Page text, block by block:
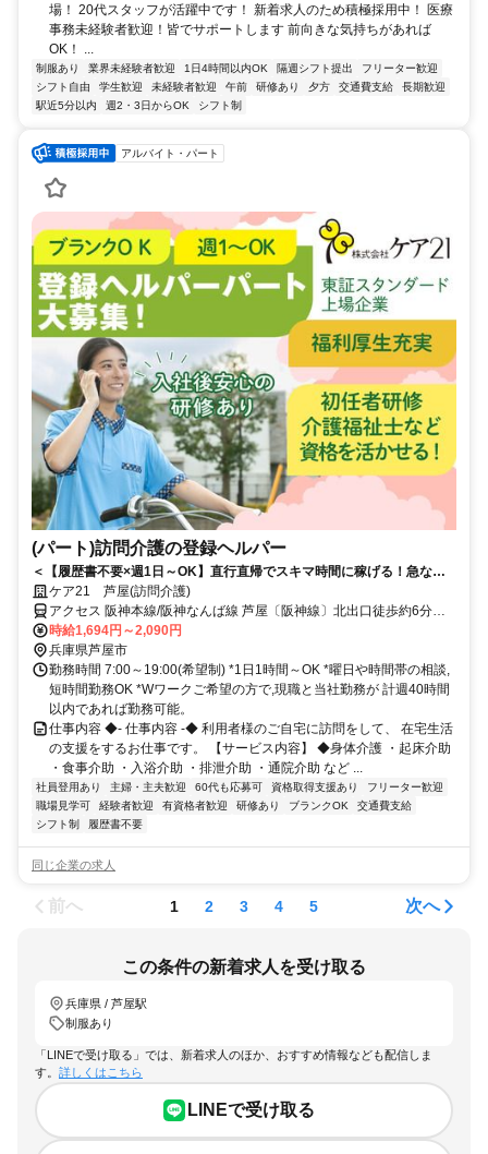
場！ 20代スタッフが活躍中です！ 新着求人のため積極採用中！ 医療
事務未経験者歓迎！皆でサポートします 前向きな気持ちがあれば
OK！ ...
制服あり 業界未経験者歓迎 1日4時間以内OK 隔週シフト提出
フリーター歓迎
シフト自由
学生歓迎 未経験者歓迎 午前 研修あり 夕方 交通費支給
長期歓迎
駅近5分以内
週2・3日からOK シフト制
アルバイト・パート
(パート)訪問介護の登録ヘルパー
＜【履歴書不要×週1日～OK】直行直帰でスキマ時間に稼げる！急なキ
ャンセルも手当有！定年無し！＞★履歴書の準備不要★未経験者OK！働
きやすいシフト制！急なキャンセルが発生した場合でも手当で給与を補
償！
ケア21 芦屋(訪問介護)
アクセス 阪神本線/阪神なんば線 芦屋〔阪神線〕北出口徒歩約6分、
ＪＲ東海道本線 芦屋〔ＪＲ〕南口徒歩約7分、阪急神戸本線 芦屋川南
出口徒歩約9分 JR神戸線「芦屋」駅から徒歩約7分
時給1,694円～2,090円
兵庫県芦屋市
勤務時間 7:00～19:00(希望制) *1日1時間～OK *曜日や時間帯の相談,
短時間勤務OK *Wワークご希望の方で,現職と当社勤務が 計週40時間
以内であれば勤務可能。
仕事内容 ◆- 仕事内容 -◆ 利用者様のご自宅に訪問をして、 在宅生活
の支援をするお仕事です。 【サービス内容】 ◆身体介護 ・起床介助
・食事介助 ・入浴介助 ・排泄介助 ・通院介助 など ...
社員登用あり 主婦・主夫歓迎 60代も応募可 資格取得支援あり
フリーター歓迎
職場見学可
経験者歓迎 有資格者歓迎 研修あり ブランクOK
交通費支給
シフト制
履歴書不要
同じ企業の求人
前へ 1 2 3 4 5 次へ
この条件の新着求人を受け取る
兵庫県 / 芦屋駅
制服あり
「LINEで受け取る」では、新着求人のほか、おすすめ情報なども配信しま
す。 詳しくはこちら
LINEで受け取る